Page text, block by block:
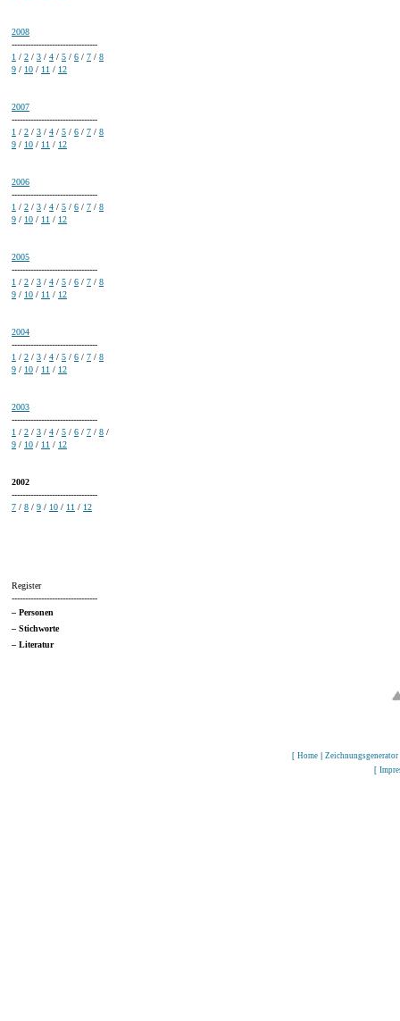
2008
--------------------------------
1 / 2 / 3 / 4 / 5 / 6 / 7 / 8
9 / 10 / 11 / 12
2007
--------------------------------
1 / 2 / 3 / 4 / 5 / 6 / 7 / 8
9 / 10 / 11 / 12
2006
--------------------------------
1 / 2 / 3 / 4 / 5 / 6 / 7 / 8
9 / 10 / 11 / 12
2005
--------------------------------
1 / 2 / 3 / 4 / 5 / 6 / 7 / 8
9 / 10 / 11 / 12
2004
--------------------------------
1 / 2 / 3 / 4 / 5 / 6 / 7 / 8
9 / 10 / 11 / 12
2003
--------------------------------
1 / 2 / 3 / 4 / 5 / 6 / 7 / 8 /
9 / 10 / 11 / 12
2002
--------------------------------
7 / 8 / 9 / 10 / 11 / 12
Register
--------------------------------
– Personen
– Stichworte
– Literatur
[ Home| Zeichnungsgenerator
[